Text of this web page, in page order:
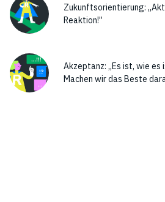
Zukunftsorientierung:
Reaktion!”
Akzeptanz: „Es ist, wie es
Machen wir das Beste